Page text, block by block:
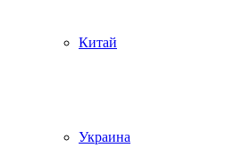
Китай
Украина